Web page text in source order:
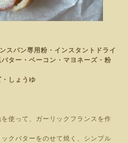
スパン専用粉・インスタントドライ
ター・ベーコン・マヨネーズ・粉
ょうゆ
使って、ガーリックフランスを作
クバターをのせて焼く、シンプル